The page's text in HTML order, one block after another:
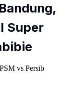
Super
vs Persib